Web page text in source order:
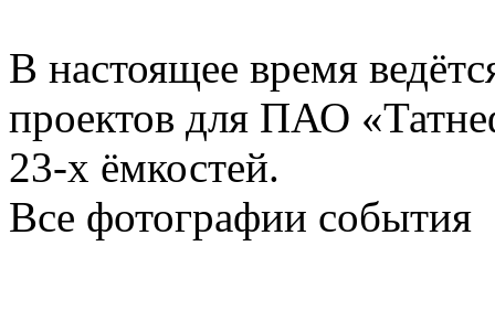
В настоящее время
проектов для ПАО
23-х ёмкостей.
Все фотографии события